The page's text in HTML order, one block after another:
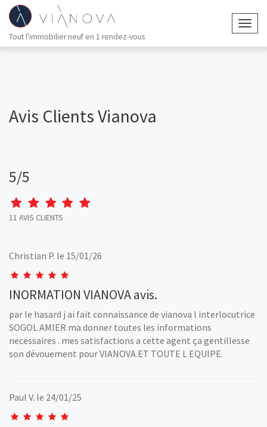
Tout l'immobilier neuf en 1 rendez-vous
Avis Clients Vianova
5/5
11 AVIS CLIENTS
Christian P. le 15/01/26
INORMATION VIANOVA avis.
par le hasard j ai fait connaissance de vianova l interlocutrice
SOGOL AMIER ma donner toutes les informations
necessaires . mes satisfactions a cette agent ça gentillesse
son dévouement pour VIANOVA.ET TOUTE L EQUIPE.
Paul V. le 24/01/25